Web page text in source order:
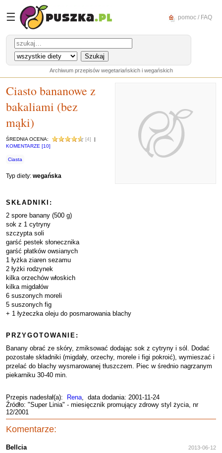
☰ pomoc / FAQ
Archiwum przepisów wegetariańskich i wegańskich
Ciasto bananowe z
bakaliami (bez
mąki)
ŚREDNIA OCENA: [4]
|
KOMENTARZE [10]
Ciasta
Typ diety: wegańska
SKŁADNIKI:
2 spore banany (500 g)
sok z 1 cytryny
szczypta soli
garść pestek słonecznika
garść płatków owsianych
1 łyżka ziaren sezamu
2 łyżki rodzynek
kilka orzechów włoskich
kilka migdałów
6 suszonych moreli
5 suszonych fig
+ 1 łyżeczka oleju do posmarowania blachy
PRZYGOTOWANIE:
Banany obrać ze skóry, zmiksować dodając sok z cytryny i sól. Dodać
pozostałe składniki (migdały, orzechy, morele i figi pokroić), wymieszać i
przelać do blachy wysmarowanej tłuszczem. Piec w średnio nagrzanym
piekarniku 30-40 min.
Przepis nadesłał(a): Rena, data dodania: 2001-11-24
Źródło: "Super Linia" - miesięcznik promujący zdrowy styl życia, nr
12/2001
Komentarze:
Bellcia 2013-06-12